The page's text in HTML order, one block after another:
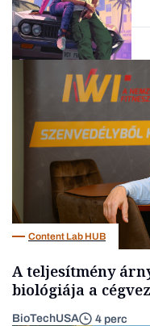
Content Lab HUB
A teljesítmény
biológiája a
BioTechUSA 4 perc